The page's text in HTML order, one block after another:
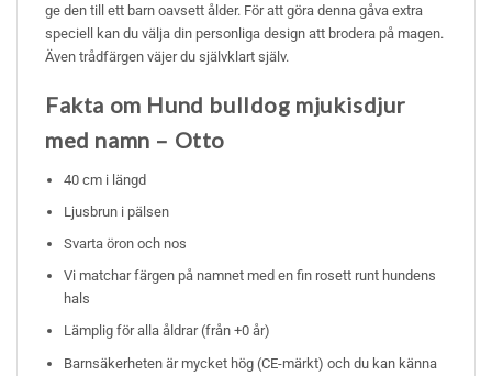
ge den till ett barn oavsett ålder. För att göra denna gåva extra
speciell kan du välja din personliga design att brodera på magen.
Även trådfärgen väjer du självklart själv.
Fakta om Hund bulldog mjukisdjur
med namn – Otto
40 cm i längd
Ljusbrun i pälsen
Svarta öron och nos
Vi matchar färgen på namnet med en fin rosett runt hundens
hals
Lämplig för alla åldrar (från +0 år)
Barnsäkerheten är mycket hög (CE-märkt) och du kan känna